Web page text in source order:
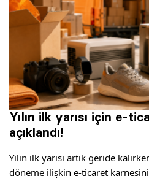
Yılın ilk yarısı için e-
açıklandı!
Yılın ilk yarısı artık geride
döneme ilişkin e-ticaret karnesini